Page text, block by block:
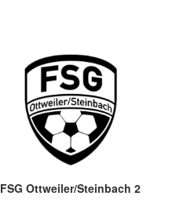
FSG Ottweiler/Steinbach 2